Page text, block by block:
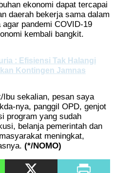
ekonomi dapat tercapai
daerah bekerja sama dalam
pandemi COVID-19
kembali bangkit.
: Efisiensi Tak Halangi
Kontingen Jamnas
Ibu sekalian, pesan saya
nya, panggil OPD, genjot
program yang sudah
belanja pemerintah dan
meningkat,
(*/NOMO)